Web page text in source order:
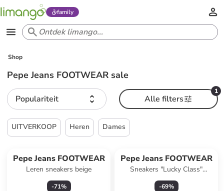
family
Shop
Pepe Jeans FOOTWEAR sale
Populariteit
1
Alle filters
UITVERKOOP Heren Dames
Pepe Jeans FOOTWEAR
Leren sneakers beige
-71%
Pepe Jeans FOOTWEAR
Sneakers "Lucky Class"
wit/grijs
-69%